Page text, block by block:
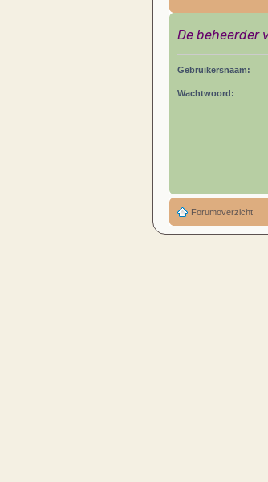
De beheerder
Gebruikersnaam:
Wachtwoord:
Forumoverzicht